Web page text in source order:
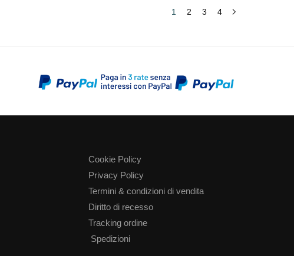
1 2 3 4
Cookie Policy
Privacy Policy
Termini & condizioni di vendita
Diritto di recesso
Tracking ordine
Spedizioni